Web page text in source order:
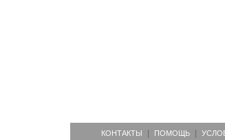
КОНТАКТЫ ПОМОЩЬ